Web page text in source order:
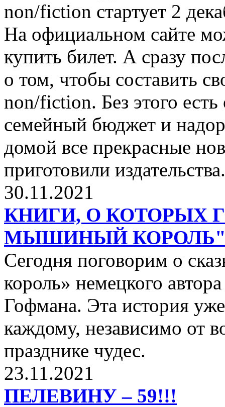
non/fiction стартует 2
На официальном сайте
купить билет. А сразу
о том, чтобы составить
non/fiction. Без этого есть
семейный бюджет и
домой все прекрасные
приготовили издательства.
30.11.2021
КНИГИ, О КОТОРЫХ
МЫШИНЫЙ
Сегодня поговорим о
король» немецкого
Гофмана. Эта история
каждому, независимо от
празднике чудес.
23.11.2021
ПЕЛЕВИНУ – 59!!!